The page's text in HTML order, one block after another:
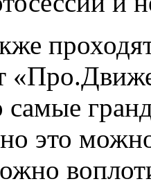
самые
это